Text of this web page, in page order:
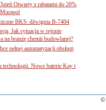
Otwarty z rabatami do 20%
BKS: dźwignia B-7404
Jak sytuacja w rejonie
na branżę chemii budowlanej?
pełnej automatyzacji obsługi
technologii. Nowe baterie Kay i
©